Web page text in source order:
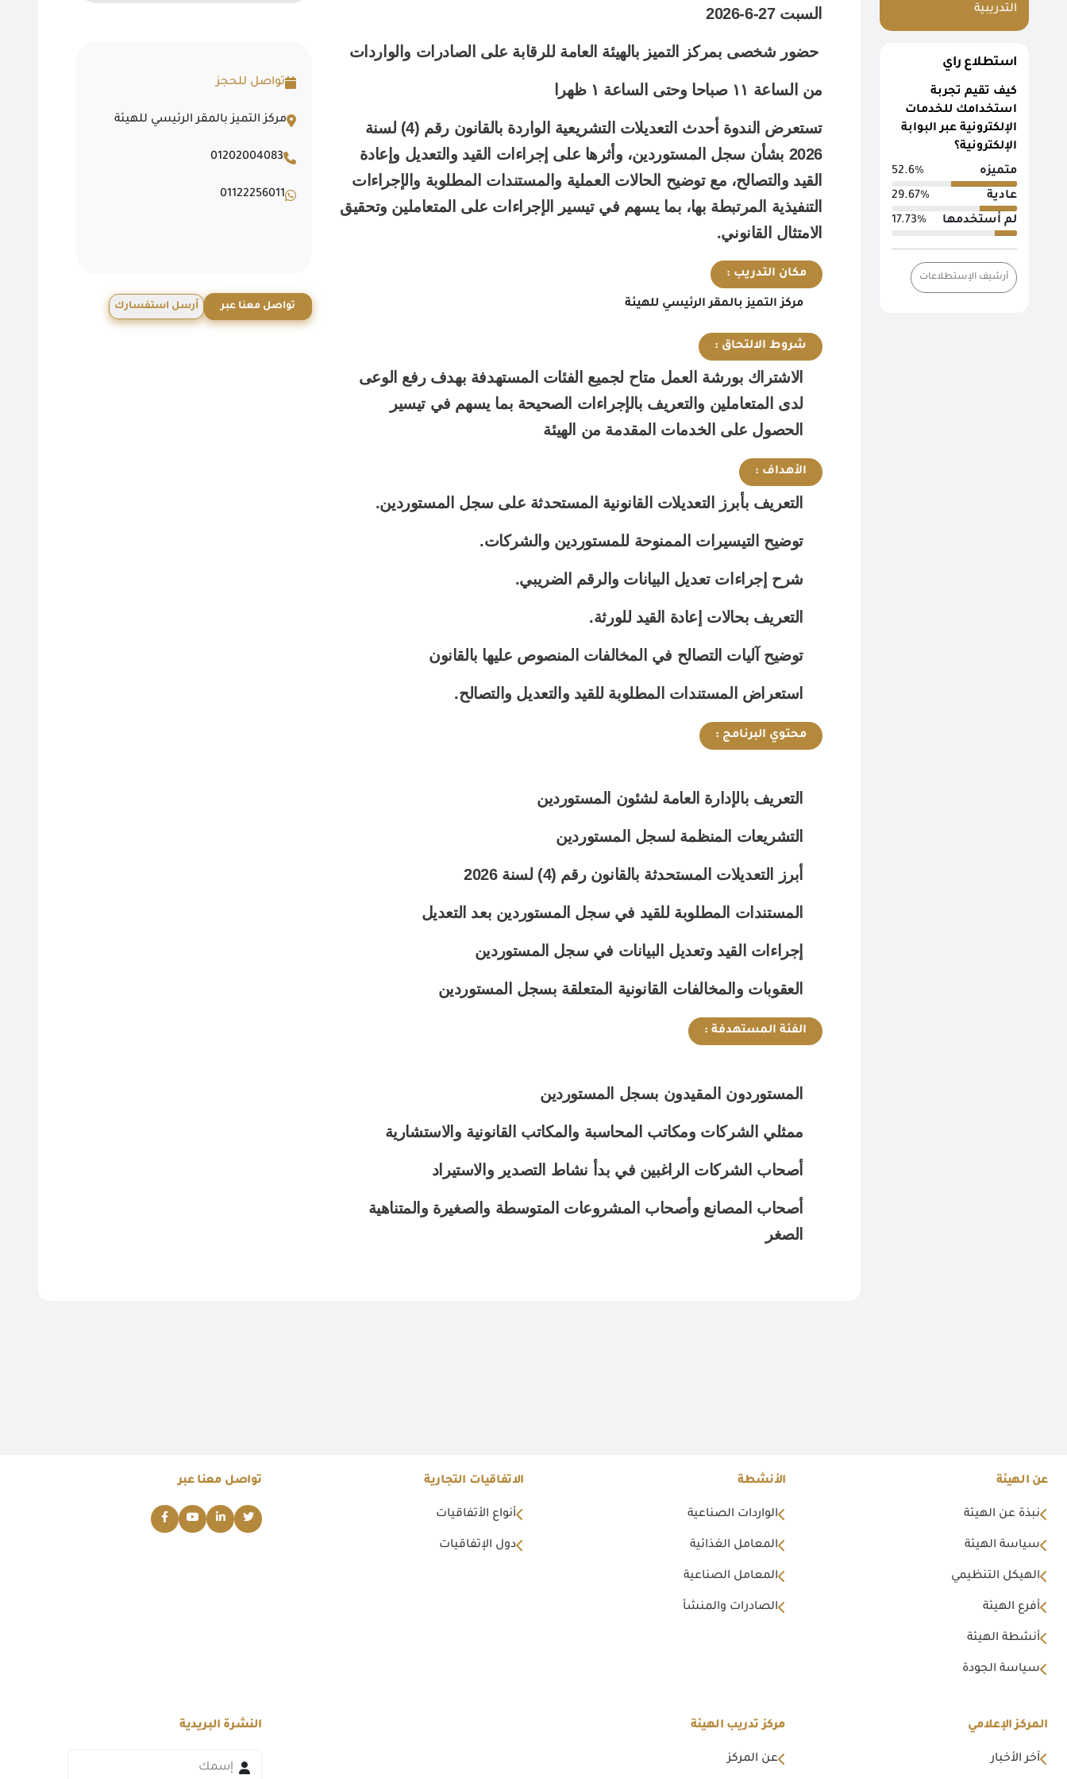
التدريبية
استطلاع راي
كيف تقيم تجربة
استخدامك للخدمات
الإلكترونية عبر البوابة
الإلكترونية؟
متميزه
52.6%
عادية
29.67%
لم أستخدمها
17.73%
أرشيف الإستطلاعات
السبت 27-6-2026
حضور شخصى بمركز التميز بالهيئة العامة للرقابة على الصادرات والواردات
من الساعة ١١ صباحا وحتى الساعة ١ ظهرا
تستعرض الندوة أحدث التعديلات التشريعية الواردة بالقانون رقم (4) لسنة
2026 بشأن سجل المستوردين، وأثرها على إجراءات القيد والتعديل وإعادة
القيد والتصالح، مع توضيح الحالات العملية والمستندات المطلوبة والإجراءات
التنفيذية المرتبطة بها، بما يسهم في تيسير الإجراءات على المتعاملين وتحقيق
الامتثال القانوني.
مكان التدريب :
مركز التميز بالمقر الرئيسي للهيئة
شروط الالتحاق :
الاشتراك بورشة العمل متاح لجميع الفئات المستهدفة بهدف رفع الوعى
لدى المتعاملين والتعريف بالإجراءات الصحيحة بما يسهم في تيسير
الحصول على الخدمات المقدمة من الهيئة
الأهداف :
التعريف بأبرز التعديلات القانونية المستحدثة على سجل المستوردين.
توضيح التيسيرات الممنوحة للمستوردين والشركات.
شرح إجراءات تعديل البيانات والرقم الضريبي.
التعريف بحالات إعادة القيد للورثة.
توضيح آليات التصالح في المخالفات المنصوص عليها بالقانون
استعراض المستندات المطلوبة للقيد والتعديل والتصالح.
محتوي البرنامج :
التعريف بالإدارة العامة لشئون المستوردين
التشريعات المنظمة لسجل المستوردين
أبرز التعديلات المستحدثة بالقانون رقم (4) لسنة 2026
المستندات المطلوبة للقيد في سجل المستوردين بعد التعديل
إجراءات القيد وتعديل البيانات في سجل المستوردين
العقوبات والمخالفات القانونية المتعلقة بسجل المستوردين
الفئة المستهدفة :
المستوردون المقيدون بسجل المستوردين
ممثلي الشركات ومكاتب المحاسبة والمكاتب القانونية والاستشارية
أصحاب الشركات الراغبين في بدأ نشاط التصدير والاستيراد
أصحاب المصانع وأصحاب المشروعات المتوسطة والصغيرة والمتناهية
الصغر
تواصل للحجز
مركز التميز بالمقر الرئيسي للهيئة
01202004083
01122256011
تواصل معنا عبر أرسل استفسارك
عن الهيئة
نبذة عن الهيئة
سياسة الهيئة
الهيكل التنظيمي
أفرع الهيئة
أنشطة الهيئة
سياسة الجودة
الأنشطة
الواردات الصناعية
المعامل الغذائية
المعامل الصناعية
الصادرات والمنشأ
الاتفاقيات التجارية
أنواع الأتفاقيات
دول الإتفاقيات
تواصل معنا عبر
المركز الإعلامي
آخر الأخبار
مركز تدريب الهيئة
عن المركز
النشرة البريدية